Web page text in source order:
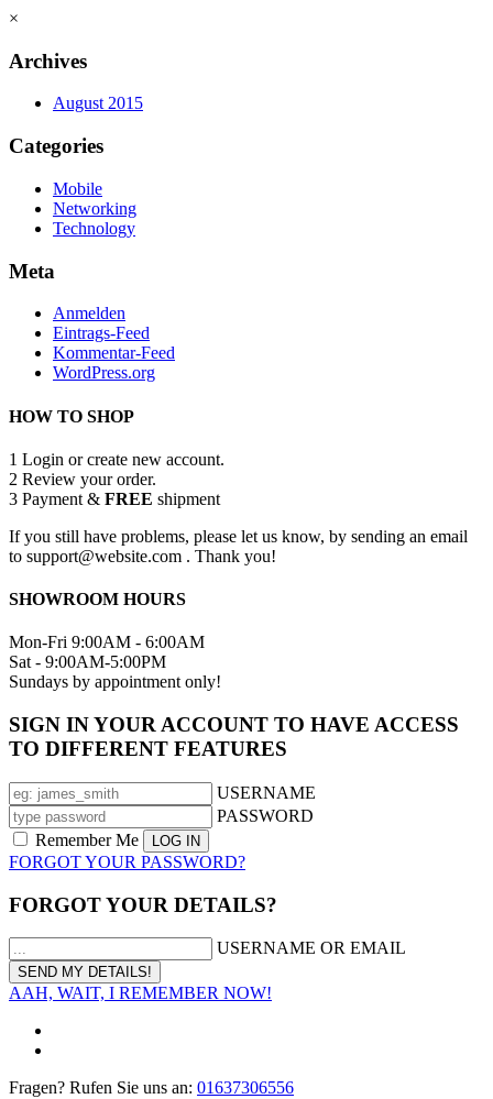
×
Archives
August 2015
Categories
Mobile
Networking
Technology
Meta
Anmelden
Eintrags-Feed
Kommentar-Feed
WordPress.org
HOW TO SHOP
1 Login or create new account.
2 Review your order.
3 Payment & FREE shipment
If you still have problems, please let us know, by sending an email
to support@website.com . Thank you!
SHOWROOM HOURS
Mon-Fri 9:00AM - 6:00AM
Sat - 9:00AM-5:00PM
Sundays by appointment only!
SIGN IN YOUR ACCOUNT TO HAVE ACCESS
TO DIFFERENT FEATURES
USERNAME
PASSWORD
Remember Me
FORGOT YOUR PASSWORD?
FORGOT YOUR DETAILS?
USERNAME OR EMAIL
AAH, WAIT, I REMEMBER NOW!
Fragen? Rufen Sie uns an: 01637306556